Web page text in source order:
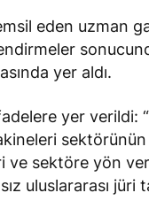
eden uzman
yer aldı.
yer verildi:
ve sektöre yön
uluslararası jüri